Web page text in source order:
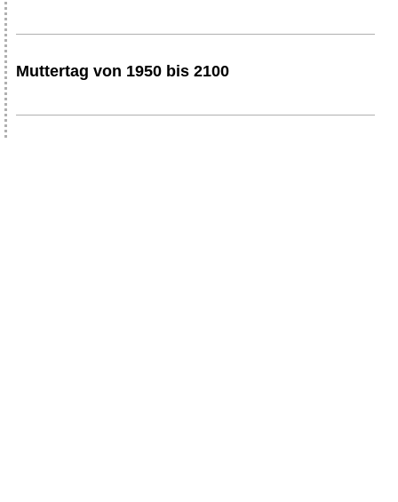
Muttertag von 1950 bis 2100